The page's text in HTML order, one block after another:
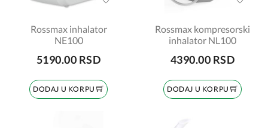
Rossmax inhalator
NE100
5190.00 RSD
DODAJ U KORPU
Rossmax kompresorski
inhalator NL100
4390.00 RSD
DODAJ U KORPU